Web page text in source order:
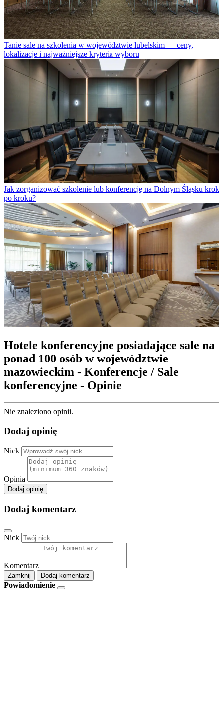
Tanie sale na szkolenia w województwie lubelskim — ceny,
lokalizacje i najważniejsze kryteria wyboru
Jak zorganizować szkolenie lub konferencję na Dolnym Śląsku krok
po kroku?
Hotele konferencyjne posiadające sale na
ponad 100 osób w województwie
mazowieckim - Konferencje / Sale
konferencyjne - Opinie
Nie znaleziono opinii.
Dodaj opinię
Nick
Opinia
Dodaj opinię
Dodaj komentarz
Nick
Komentarz
Zamknij Dodaj komentarz
Powiadomienie